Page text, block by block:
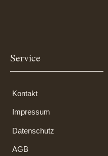
Service
Kontakt
Impressum
Datenschutz
AGB